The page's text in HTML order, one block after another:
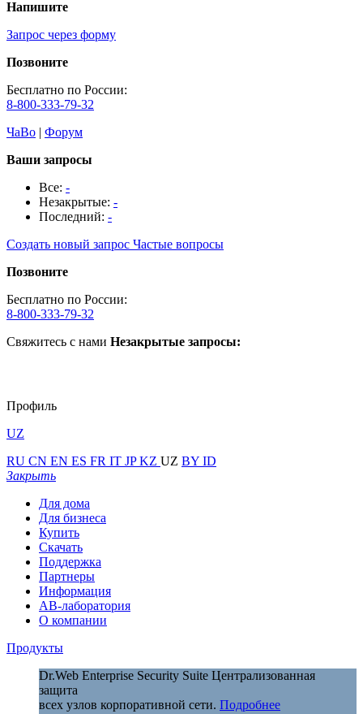
Напишите
Запрос через форму
Позвоните
Бесплатно по России:
8-800-333-79-32
ЧаВо | Форум
Ваши запросы
Все: -
Незакрытые: -
Последний: -
Создать новый запрос Частые вопросы
Позвоните
Бесплатно по России:
8-800-333-79-32
Свяжитесь с нами Незакрытые запросы:
Профиль
UZ
RU CN EN ES FR IT JPKZ UZ BY ID
Закрыть
Для дома
Для бизнеса
Купить
Скачать
Поддержка
Партнеры
Информация
АВ-лаборатория
О компании
Продукты
Dr.Web Enterprise Security Suite Централизованная
защита
всех узлов корпоративной сети. Подробнее